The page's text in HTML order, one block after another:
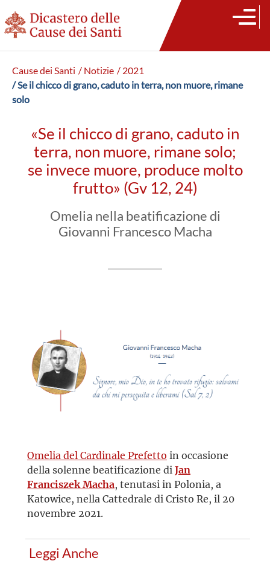
Cause dei Santi / Notizie / 2021
/ Se il chicco di grano, caduto in terra, non muore, rimane
solo
«Se il chicco di grano, caduto in
terra, non muore, rimane solo;
se invece muore, produce molto
frutto» (Gv 12, 24)
Omelia nella beatificazione di
Giovanni Francesco Macha
Omelia del Cardinale Prefetto in occasione
della solenne beatificazione di Jan
Franciszek Macha, tenutasi in Polonia, a
Katowice, nella Cattedrale di Cristo Re, il 20
novembre 2021.
Leggi Anche